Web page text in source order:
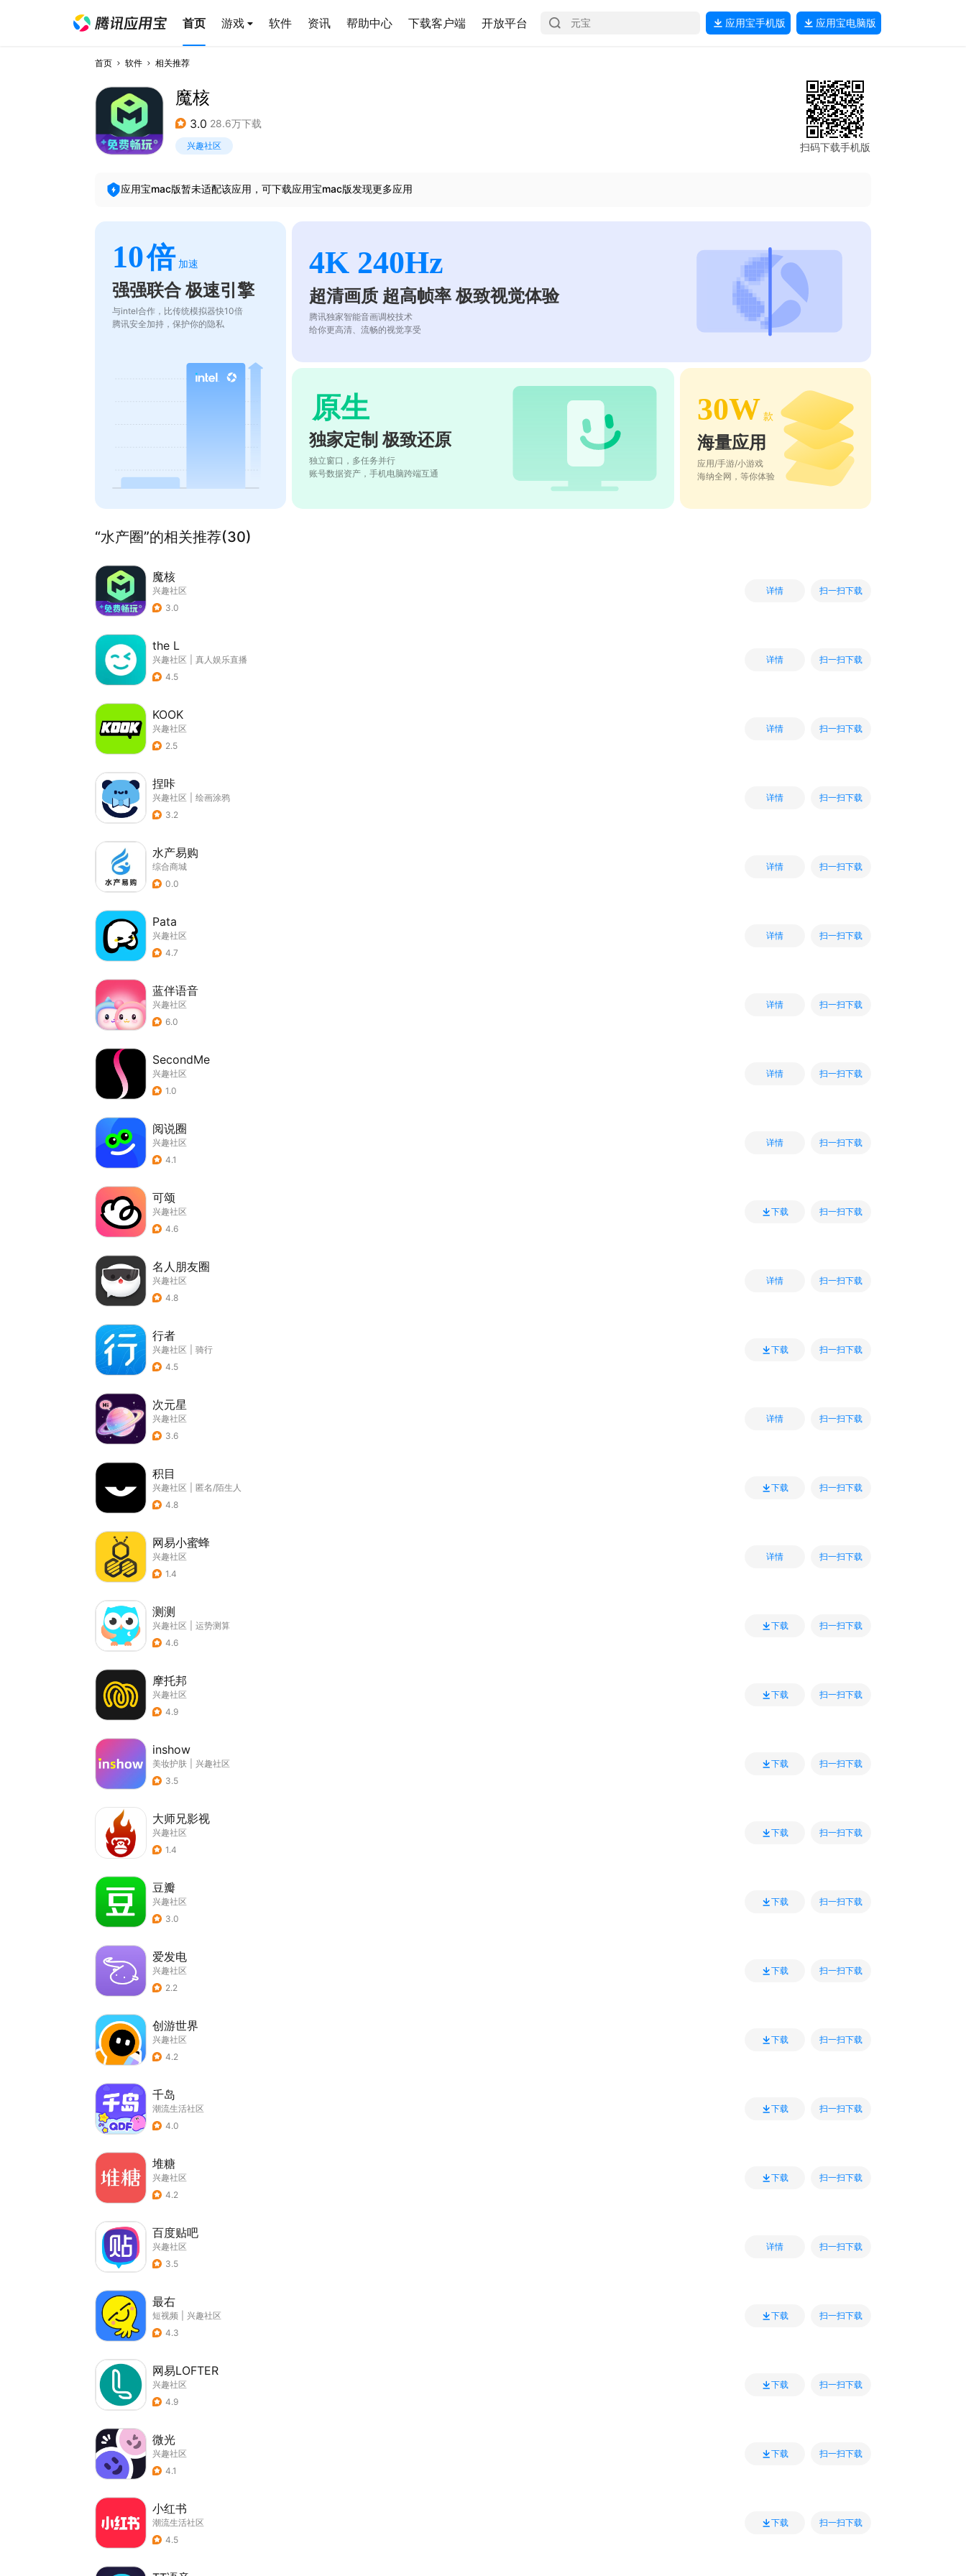
首页 游戏 软件 资讯 帮助中心 下载客户端 开放平台 应用宝手机版 应用宝电脑版
首页 软件 相关推荐
魔核
3.0 28.6万下载
兴趣社区 扫码下载手机版
应用宝mac版暂未适配该应用，可下载应用宝mac版发现更多应用
10倍 加速
强强联合 极速引擎
与intel合作，比传统模拟器快10倍
腾讯安全加持，保护你的隐私
4K 240Hz
超清画质 超高帧率 极致视觉体验
腾讯独家智能音画调校技术
给你更高清、流畅的视觉享受
原生
独家定制 极致还原
独立窗口，多任务并行
账号数据资产，手机电脑跨端互通
30W 款
海量应用
应用/手游/小游戏
海纳全网，等你体验
“水产圈”的相关推荐(30)
魔核
兴趣社区
3.0
详情 扫一扫下载
the L
兴趣社区
真人娱乐直播
4.5
详情 扫一扫下载
KOOK
兴趣社区
2.5
详情 扫一扫下载
捏咔
兴趣社区
绘画涂鸦
3.2
详情 扫一扫下载
水产易购
综合商城
0.0
详情 扫一扫下载
Pata
兴趣社区
4.7
详情 扫一扫下载
蓝伴语音
兴趣社区
6.0
详情 扫一扫下载
SecondMe
兴趣社区
1.0
详情 扫一扫下载
阅说圈
兴趣社区
4.1
详情 扫一扫下载
可颂
兴趣社区
4.6
下载 扫一扫下载
名人朋友圈
兴趣社区
4.8
详情 扫一扫下载
行者
兴趣社区
骑行
4.5
下载 扫一扫下载
次元星
兴趣社区
3.6
详情 扫一扫下载
积目
兴趣社区
匿名/陌生人
4.8
下载 扫一扫下载
网易小蜜蜂
兴趣社区
1.4
详情 扫一扫下载
测测
兴趣社区
运势测算
4.6
下载 扫一扫下载
摩托邦
兴趣社区
4.9
下载 扫一扫下载
inshow
美妆护肤
兴趣社区
3.5
下载 扫一扫下载
大师兄影视
兴趣社区
1.4
下载 扫一扫下载
豆瓣
兴趣社区
3.0
下载 扫一扫下载
爱发电
兴趣社区
2.2
下载 扫一扫下载
创游世界
兴趣社区
4.2
下载 扫一扫下载
千岛
潮流生活社区
4.0
下载 扫一扫下载
堆糖
兴趣社区
4.2
下载 扫一扫下载
百度贴吧
兴趣社区
3.5
详情 扫一扫下载
最右
短视频
兴趣社区
4.3
下载 扫一扫下载
网易LOFTER
兴趣社区
4.9
下载 扫一扫下载
微光
兴趣社区
4.1
下载 扫一扫下载
小红书
潮流生活社区
4.5
下载 扫一扫下载